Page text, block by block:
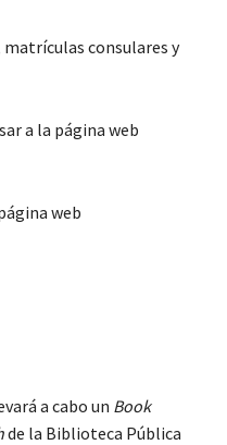
consulares y
a la página web
web
a cabo un Book
de la Biblioteca Pública